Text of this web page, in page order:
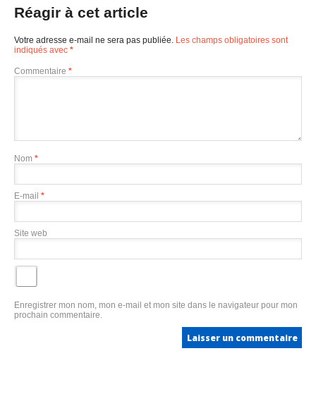
Réagir à cet article
Votre adresse e-mail ne sera pas publiée. Les champs obligatoires sont
indiqués avec *
Commentaire *
Nom *
E-mail *
Site web
Enregistrer mon nom, mon e-mail et mon site dans le navigateur pour mon
prochain commentaire.